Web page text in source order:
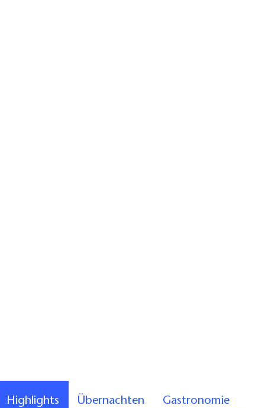
Highlights Übernachten Gastronomie